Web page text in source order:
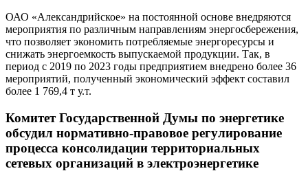
ОАО «Александрийское» на постоянной основе внедряются
мероприятия по различным направлениям энергосбережения,
что позволяет экономить потребляемые энергоресурсы и
снижать энергоемкость выпускаемой продукции. Так, в
период с 2019 по 2023 годы предприятием внедрено более 36
мероприятий, полученный экономический эффект составил
более 1 769,4 т у.т.
Комитет Государственной Думы по энергетике
обсудил нормативно-правовое регулирование
процесса консолидации территориальных
сетевых организаций в электроэнергетике